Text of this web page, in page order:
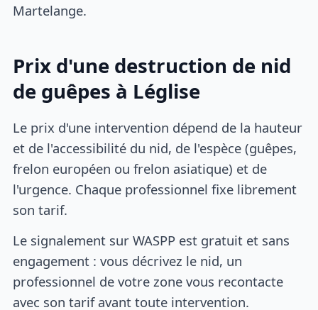
Martelange.
Prix d'une destruction de nid
de guêpes à Léglise
Le prix d'une intervention dépend de la hauteur
et de l'accessibilité du nid, de l'espèce (guêpes,
frelon européen ou frelon asiatique) et de
l'urgence. Chaque professionnel fixe librement
son tarif.
Le signalement sur WASPP est gratuit et sans
engagement : vous décrivez le nid, un
professionnel de votre zone vous recontacte
avec son tarif avant toute intervention.